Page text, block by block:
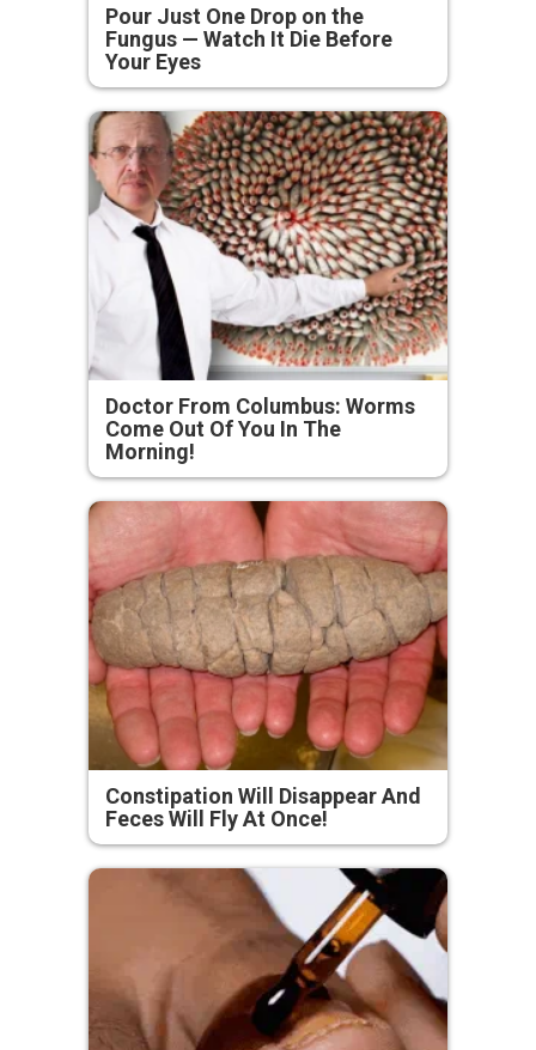
Pour Just One Drop on the
Fungus — Watch It Die Before
Your Eyes
Doctor From Columbus: Worms
Come Out Of You In The
Morning!
Constipation Will Disappear And
Feces Will Fly At Once!